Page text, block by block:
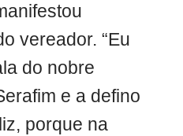
vereador. “Eu
do nobre
e a defino
porque na